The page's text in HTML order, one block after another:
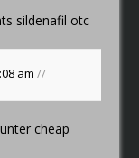
sildenafil otc
am//
cheap